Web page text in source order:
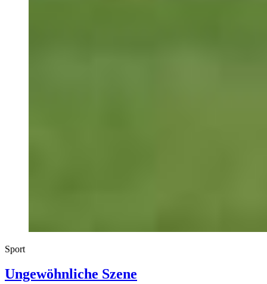
Sport
Ungewöhnliche Szene